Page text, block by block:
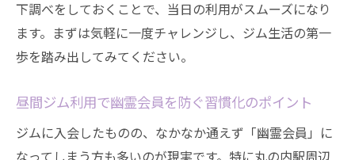
下調べをしておくことで、当日の利用がスムーズになり
ます。まずは気軽に一度チャレンジし、ジム生活の第一
歩を踏み出してみてください。
昼間ジム利用で幽霊会員を防ぐ習慣化のポイント
ジムに入会したものの、なかなか通えず「幽霊会員」に
なってしまう方も多いのが現実です。特に丸の内駅周辺